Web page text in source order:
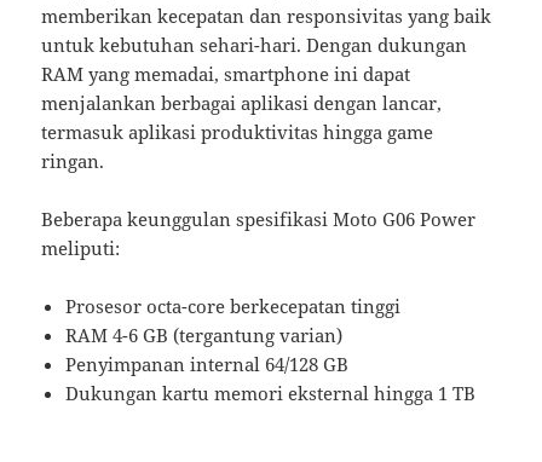
memberikan kecepatan dan responsivitas yang baik
untuk kebutuhan sehari-hari. Dengan dukungan
RAM yang memadai, smartphone ini dapat
menjalankan berbagai aplikasi dengan lancar,
termasuk aplikasi produktivitas hingga game
ringan.
Beberapa keunggulan spesifikasi Moto G06 Power
meliputi:
Prosesor octa-core berkecepatan tinggi
RAM 4-6 GB (tergantung varian)
Penyimpanan internal 64/128 GB
Dukungan kartu memori eksternal hingga 1 TB